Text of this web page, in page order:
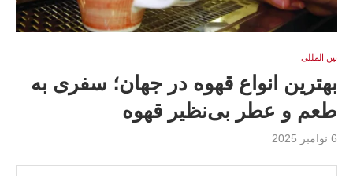
بين المللى
بهترین انواع قهوه در جهان؛ سفری به
طعم و عطر بی‌نظیر قهوه
6 نوامبر 2025